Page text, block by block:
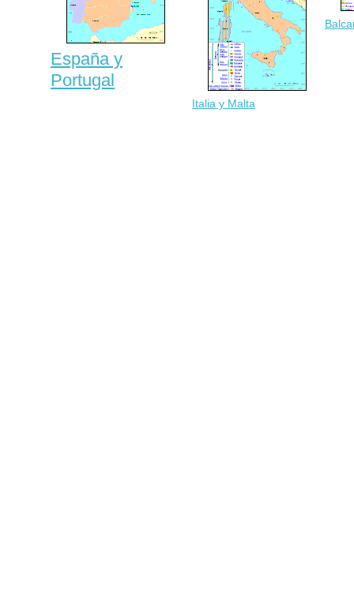
España y
Portugal
Italia y Malta